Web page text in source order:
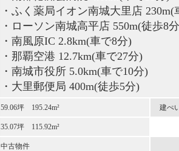
・ふく薬局イオン南城大里店 230m(
・ローソン南城高平店 550m(徒歩8
・南風原IC 2.8km(車で8分)
・那覇空港 12.7km(車で27分)
・南城市役所 5.0km(車で10分)
・大里郵便局 400m(徒歩5分)
59.06坪 195.24m² 建ぺ
35.07坪 115.92m²
中古物件